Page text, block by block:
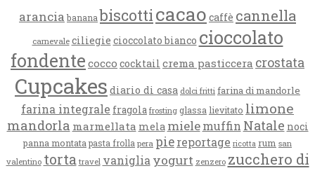
arancia banana biscotticacao caffè cannella
carnevale ciliegie cioccolato bianco cioccolato
fondente cocco cocktail crema pasticcera crostata
Cupcakes diario di casa dolci fritti farina di mandorle
farina integrale fragola frosting glassa lievitato limone
mandorla marmellata mela miele muffin Natale noci
panna montata pasta frolla pera piereportage ricotta rum san
valentino torta travel vaniglia yogurt zenzero zucchero di